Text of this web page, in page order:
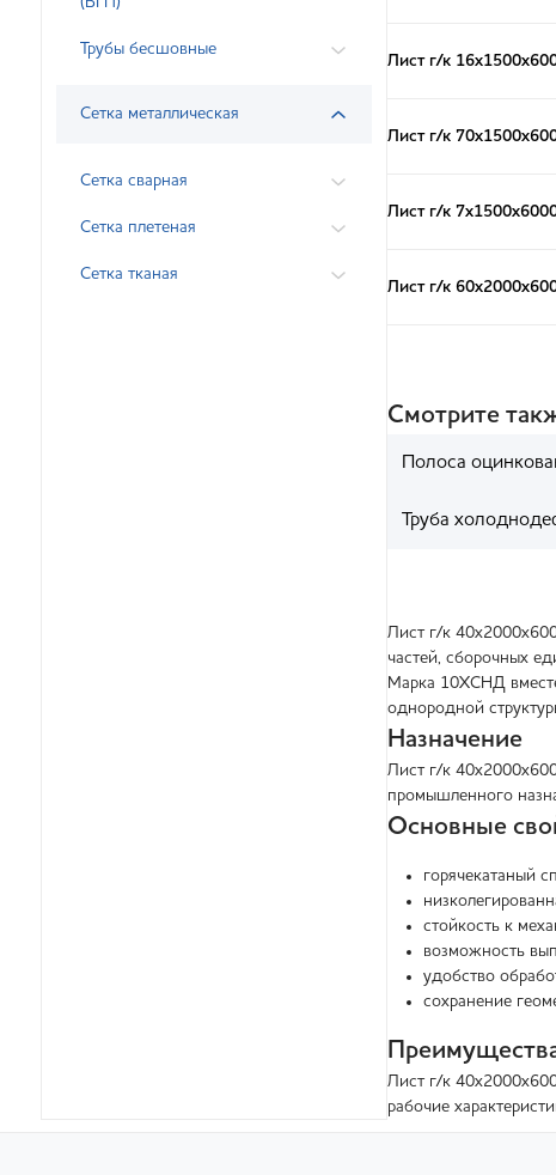
Трубы бесшовные
Сетка металлическая
Сетка сварная
Сетка плетеная
Сетка тканая
Лист г/к
Лист г/к
Лист г/к
Лист г/к
Смотрите
Полоса
Труба
Лист г/к
частей, сборочных
Марка 10ХСНД
однородной
Назначение
Лист г/к
промышленного
Основные
горячекатаный
стойкость к
возможность
удобство
сохранение
Лист г/к
рабочие